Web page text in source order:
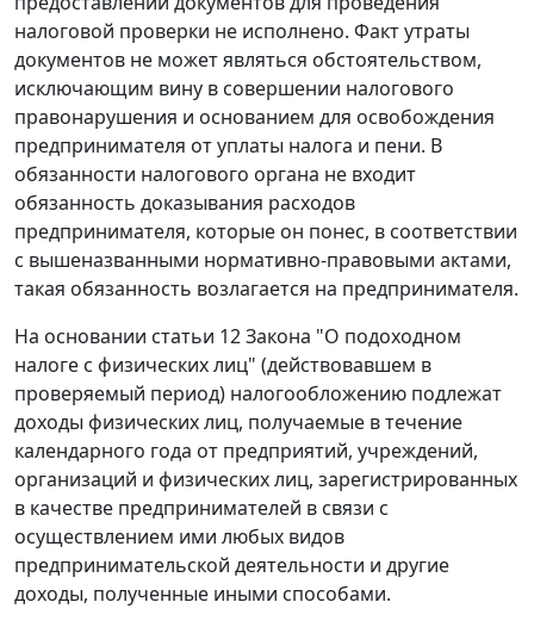
налоговой проверки не исполнено. Факт утраты
документов не может являться обстоятельством,
исключающим вину в совершении налогового
правонарушения и основанием для освобождения
предпринимателя от уплаты налога и пени. В
обязанности налогового органа не входит
обязанность доказывания расходов
предпринимателя, которые он понес, в соответствии
с вышеназванными нормативно-правовыми актами,
такая обязанность возлагается на предпринимателя.
На основании статьи 12Закона "О подоходном
налоге с физических лиц" (действовавшем в
проверяемый период) налогообложению подлежат
доходы физических лиц, получаемые в течение
календарного года от предприятий, учреждений,
организаций и физических лиц, зарегистрированных
в качестве предпринимателей в связи с
осуществлением ими любых видов
предпринимательской деятельности и другие
доходы, полученные иными способами.